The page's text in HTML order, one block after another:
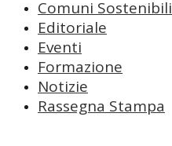
Comuni
Editoriale
Eventi
Formazione
Notizie
Rassegna Stampa